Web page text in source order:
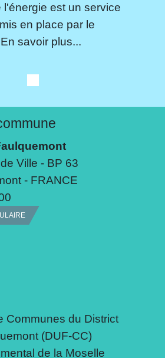
l'énergie est un service
en place par le
savoir plus...
Ville - BP 63
- FRANCE
Communes du District
(DUF-CC)
de la Moselle